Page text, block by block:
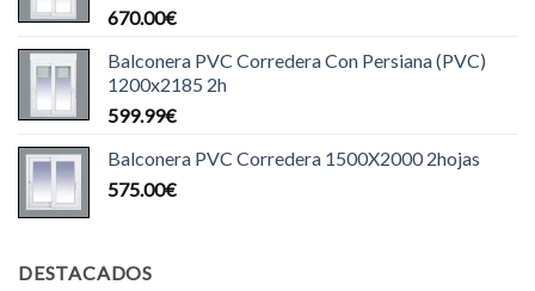
670.00€
Balconera PVC Corredera Con Persiana (PVC)
1200x2185 2h
599.99€
Balconera PVC Corredera 1500X2000 2hojas
575.00€
DESTACADOS